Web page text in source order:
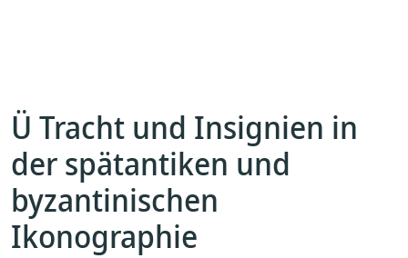
Ü Tracht und Insignien in
der spätantiken und
byzantinischen
Ikonographie